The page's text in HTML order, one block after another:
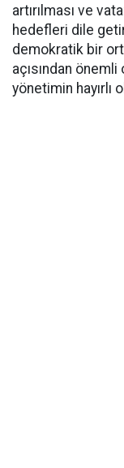
artırılması ve
hedefleri dile
demokratik bir
açısından
yönetimin hayırlı